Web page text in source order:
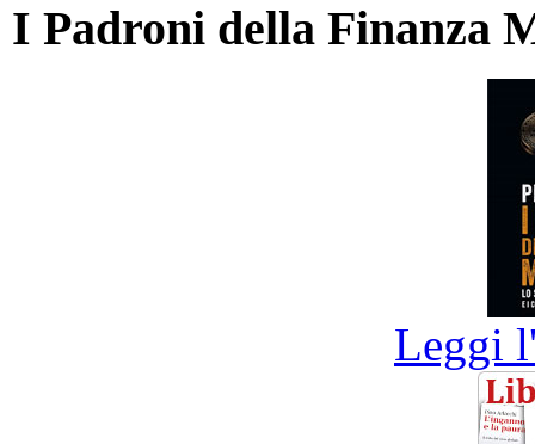
I Padroni della Finanza
Leggi